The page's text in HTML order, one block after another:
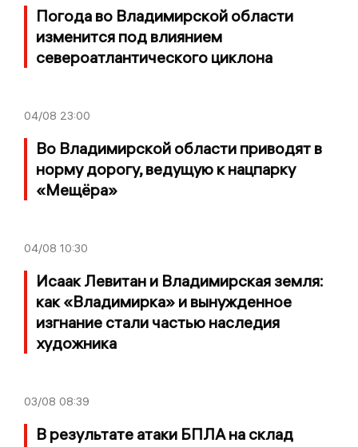
Погода во Владимирской области
изменится под влиянием
североатлантического циклона
04/08 23:00
Во Владимирской области приводят в
норму дорогу, ведущую к нацпарку
«Мещёра»
04/08 10:30
Исаак Левитан и Владимирская земля:
как «Владимирка» и вынужденное
изгнание стали частью наследия
художника
03/08 08:39
В результате атаки БПЛА на склад